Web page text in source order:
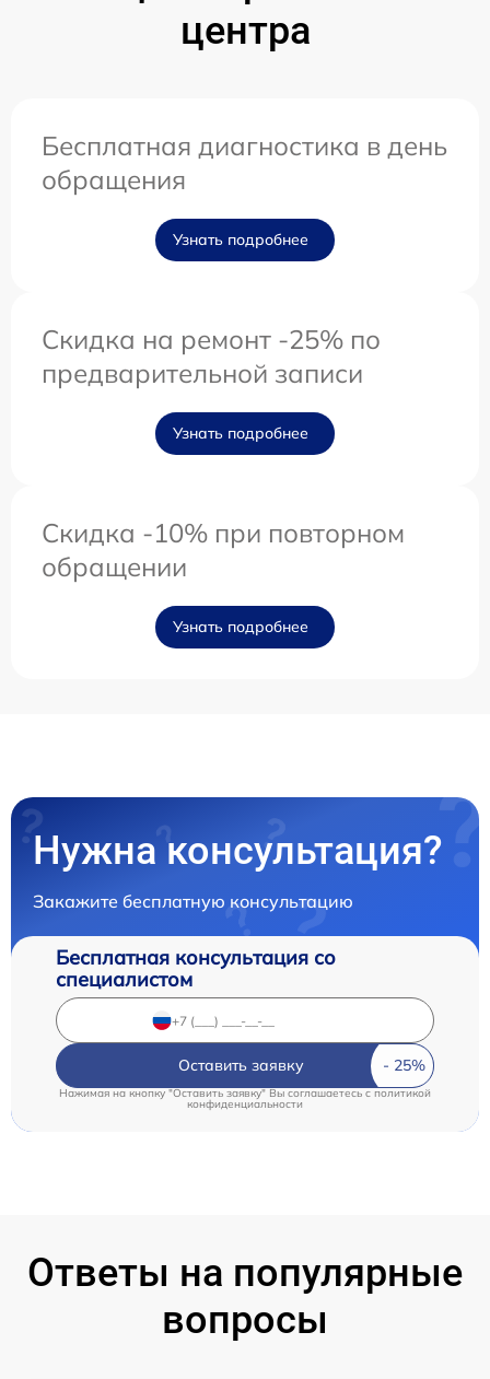
центра
Бесплатная диагностика в день
обращения
Узнать подробнее
Скидка на ремонт -25% по
предварительной записи
Узнать подробнее
Скидка -10% при повторном
обращении
Узнать подробнее
Нужна консультация?
Закажите бесплатную консультацию
Бесплатная консультация со
специалистом
Оставить заявку
Нажимая на кнопку "Оставить заявку" Вы соглашаетесь cполитикой
конфиденциальности
Ответы на популярные
вопросы